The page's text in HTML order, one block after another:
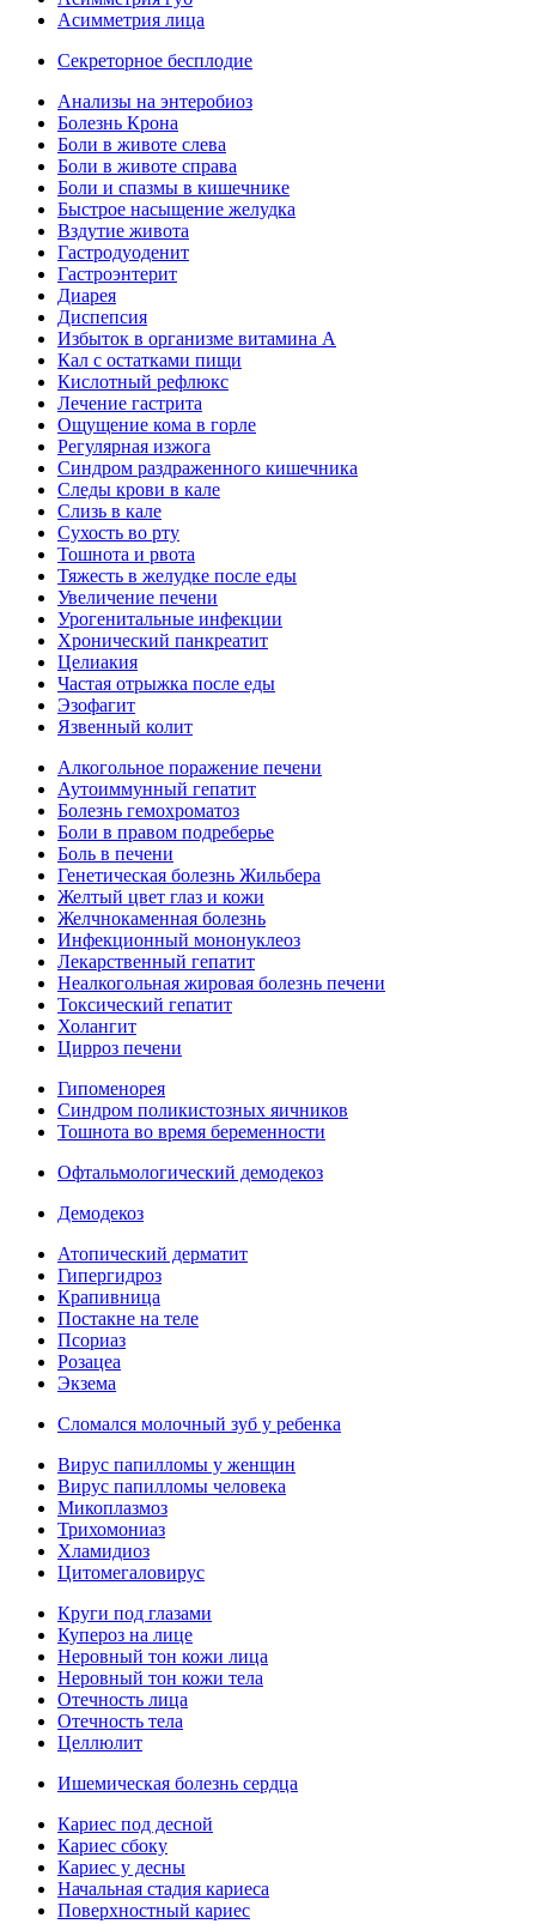
Асимметрия лица
Секреторное бесплодие
Анализы на энтеробиоз
Болезнь Крона
Боли в животе слева
Боли в животе справа
Боли и спазмы в кишечнике
Быстрое насыщение желудка
Вздутие живота
Гастродуоденит
Гастроэнтерит
Диарея
Диспепсия
Избыток в организме витамина А
Кал с остатками пищи
Кислотный рефлюкс
Лечение гастрита
Ощущение кома в горле
Регулярная изжога
Синдром раздраженного кишечника
Следы крови в кале
Слизь в кале
Сухость во рту
Тошнота и рвота
Тяжесть в желудке после еды
Увеличение печени
Урогенитальные инфекции
Хронический панкреатит
Целиакия
Частая отрыжка после еды
Эзофагит
Язвенный колит
Алкогольное поражение печени
Аутоиммунный гепатит
Болезнь гемохроматоз
Боли в правом подреберье
Боль в печени
Генетическая болезнь Жильбера
Желтый цвет глаз и кожи
Желчнокаменная болезнь
Инфекционный мононуклеоз
Лекарственный гепатит
Неалкогольная жировая болезнь печени
Токсический гепатит
Холангит
Цирроз печени
Гипоменорея
Синдром поликистозных яичников
Тошнота во время беременности
Офтальмологический демодекоз
Демодекоз
Атопический дерматит
Гипергидроз
Крапивница
Постакне на теле
Псориаз
Розацеа
Экзема
Сломался молочный зуб у ребенка
Вирус папилломы у женщин
Вирус папилломы человека
Микоплазмоз
Трихомониаз
Хламидиоз
Цитомегаловирус
Круги под глазами
Купероз на лице
Неровный тон кожи лица
Неровный тон кожи тела
Отечность лица
Отечность тела
Целлюлит
Ишемическая болезнь сердца
Кариес под десной
Кариес сбоку
Кариес у десны
Начальная стадия кариеса
Поверхностный кариес